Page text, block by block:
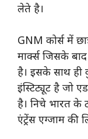
लेते है।
GNM कोर्स में
मार्क्स जिसके
है। इसके साथ ही
इंस्टिट्यूट है जो
है। निचे भारत के
एंट्रेंस एग्जाम की